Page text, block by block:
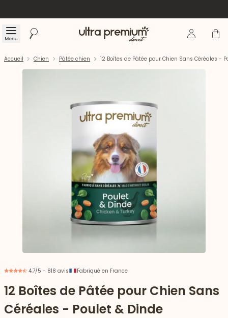
Menu Rechercher Accueil Se Panier
Accueil Chien Pâtée chien 12 Boîtes de Pâtée pour Chien Sans Céréales -
4.7/5 - 818 avis Fabriqué en France
12 Boîtes de Pâtée pour Chien Sans
Céréales - Poulet & Dinde